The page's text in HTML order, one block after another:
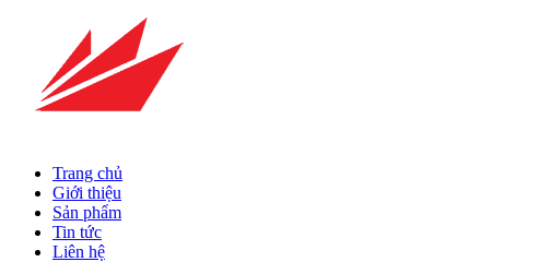
Trang chủ
Giới thiệu
Sản phẩm
Tin tức
Liên hệ